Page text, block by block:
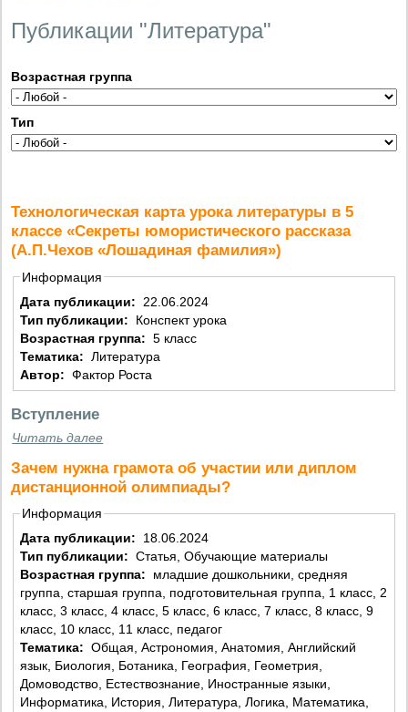
Публикации "Литература"
Возрастная группа
Тип
Технологическая карта урока литературы в 5
классе «Секреты юмористического рассказа
(А.П.Чехов «Лошадиная фамилия»)
Информация
Дата публикации:
22.06.2024
Тип публикации:
Конспект урока
Возрастная группа: 5 класс
Тематика: Литература
Автор: Фактор Роста
Вступление
Читать далее
Зачем нужна грамота об участии или диплом
дистанционной олимпиады?
Информация
Дата публикации:
18.06.2024
Тип публикации: Статья, Обучающие материалы
Возрастная группа:
группа, старшая группа, подготовительная группа, 1 класс, 2
класс, 3 класс, 4 класс, 5 класс, 6 класс, 7 класс, 8 класс, 9
класс, 10 класс, 11 класс, педагог
Тематика: Общая, Астрономия, Анатомия, Английский
язык, Биология, Ботаника, География, Геометрия,
Домоводство, Естествознание, Иностранные языки,
Информатика, История, Литература, Логика, Математика,